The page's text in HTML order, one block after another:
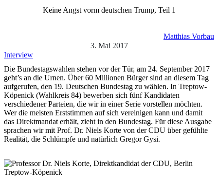
Keine Angst vorm deutschen Trump, Teil 1
Matthias Vorbau
3. Mai 2017
Interview
Die Bundestagswahlen stehen vor der Tür, am 24. September 2017
geht’s an die Urnen. Über 60 Millionen Bürger sind an diesem Tag
aufgerufen, den 19. Deutschen Bundestag zu wählen. In Treptow-
Köpenick (Wahlkreis 84) bewerben sich fünf Kandidaten
verschiedener Parteien, die wir in einer Serie vorstellen möchten.
Wer die meisten Erststimmen auf sich vereinigen kann und damit
das Direktmandat erhält, zieht in den Bundestag. Für diese Ausgabe
sprachen wir mit Prof. Dr. Niels Korte von der CDU über gefühlte
Realität, die Schlümpfe und natürlich Gregor Gysi.